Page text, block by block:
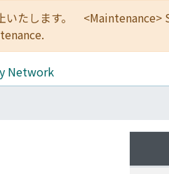
いたします。
Network